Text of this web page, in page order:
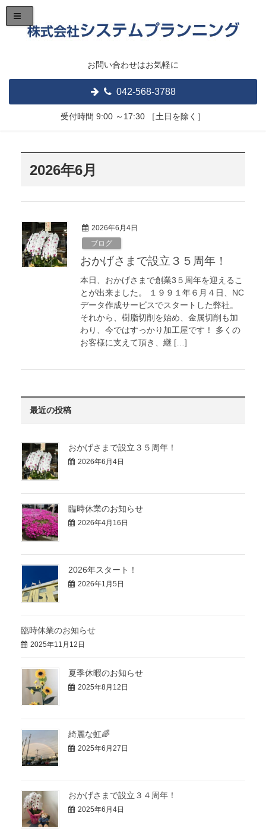
お問い合わせはお気軽に
042-568-3788
受付時間 9:00 ～17:30 ［土日を除く］
2026年6月
2026年6月4日
ブログ
おかげさまで設立３５周年！
本日、おかげさまで創業3５周年を迎えるこ
とが出来ました。 １９９１年６月４日、NC
データ作成サービスでスタートした弊社。
それから、樹脂切削を始め、金属切削も加
わり、今ではすっかり加工屋です！ 多くの
お客様に支えて頂き、継 […]
最近の投稿
おかげさまで設立３５周年！
2026年6月4日
臨時休業のお知らせ
2026年4月16日
2026年スタート！
2026年1月5日
臨時休業のお知らせ
2025年11月12日
夏季休暇のお知らせ
2025年8月12日
綺麗な虹🌈
2025年6月27日
おかげさまで設立３４周年！
2025年6月4日